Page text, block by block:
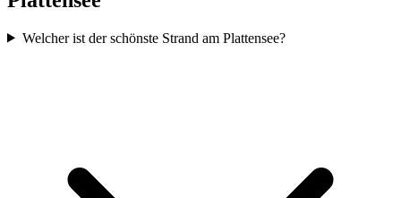
Welcher ist der schönste Strand am Plattensee?